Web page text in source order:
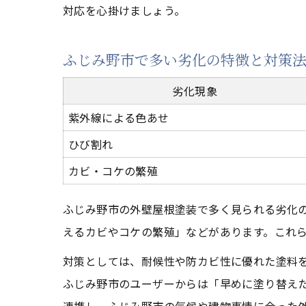
対応を心掛けましょう。
ふじみ野市で多い劣化の特徴と対策法
劣化現象
紫外線による色あせ
ひび割れ
カビ・コケの繁殖
ふじみ野市の外壁屋根塗装で多く見られる劣
えるカビやコケの繁殖」などがあります。こ
対策としては、耐候性や防カビ性に優れた塗
ふじみ野市のユーザーからは「早めに塗り替え